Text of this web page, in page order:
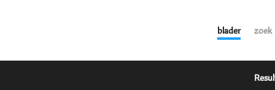
blader zoek